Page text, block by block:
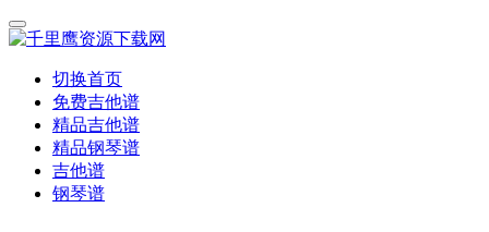
切换首页
免费吉他谱
精品吉他谱
精品钢琴谱
吉他谱
钢琴谱